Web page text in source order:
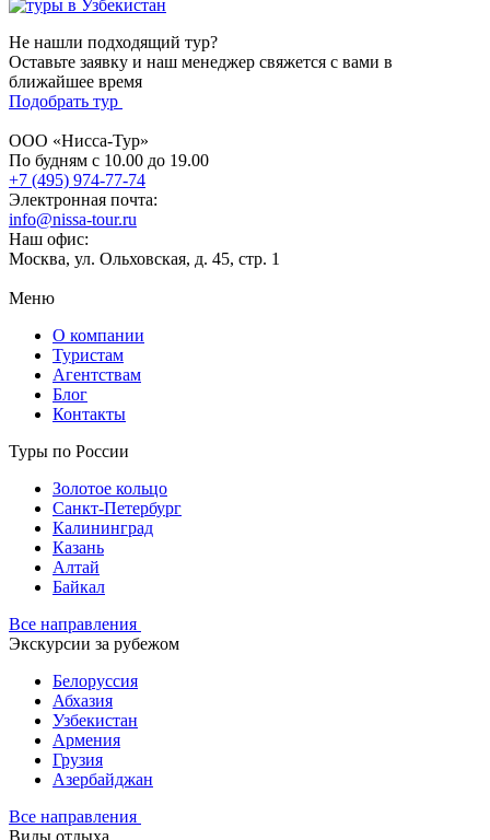
Не нашли подходящий тур?
Оставьте заявку и наш менеджер свяжется с вами в
ближайшее время
Подобрать тур
ООО «Нисса-Тур»
По будням с 10.00 до 19.00
+7 (495) 974-77-74
Электронная почта:
info@nissa-tour.ru
Наш офис:
Москва, ул. Ольховская, д. 45, стр. 1
Меню
О компании
Туристам
Агентствам
Блог
Контакты
Туры по России
Золотое кольцо
Санкт-Петербург
Калининград
Казань
Алтай
Байкал
Все направления
Экскурсии за рубежом
Белоруссия
Абхазия
Узбекистан
Армения
Грузия
Азербайджан
Все направления
Виды отдыха